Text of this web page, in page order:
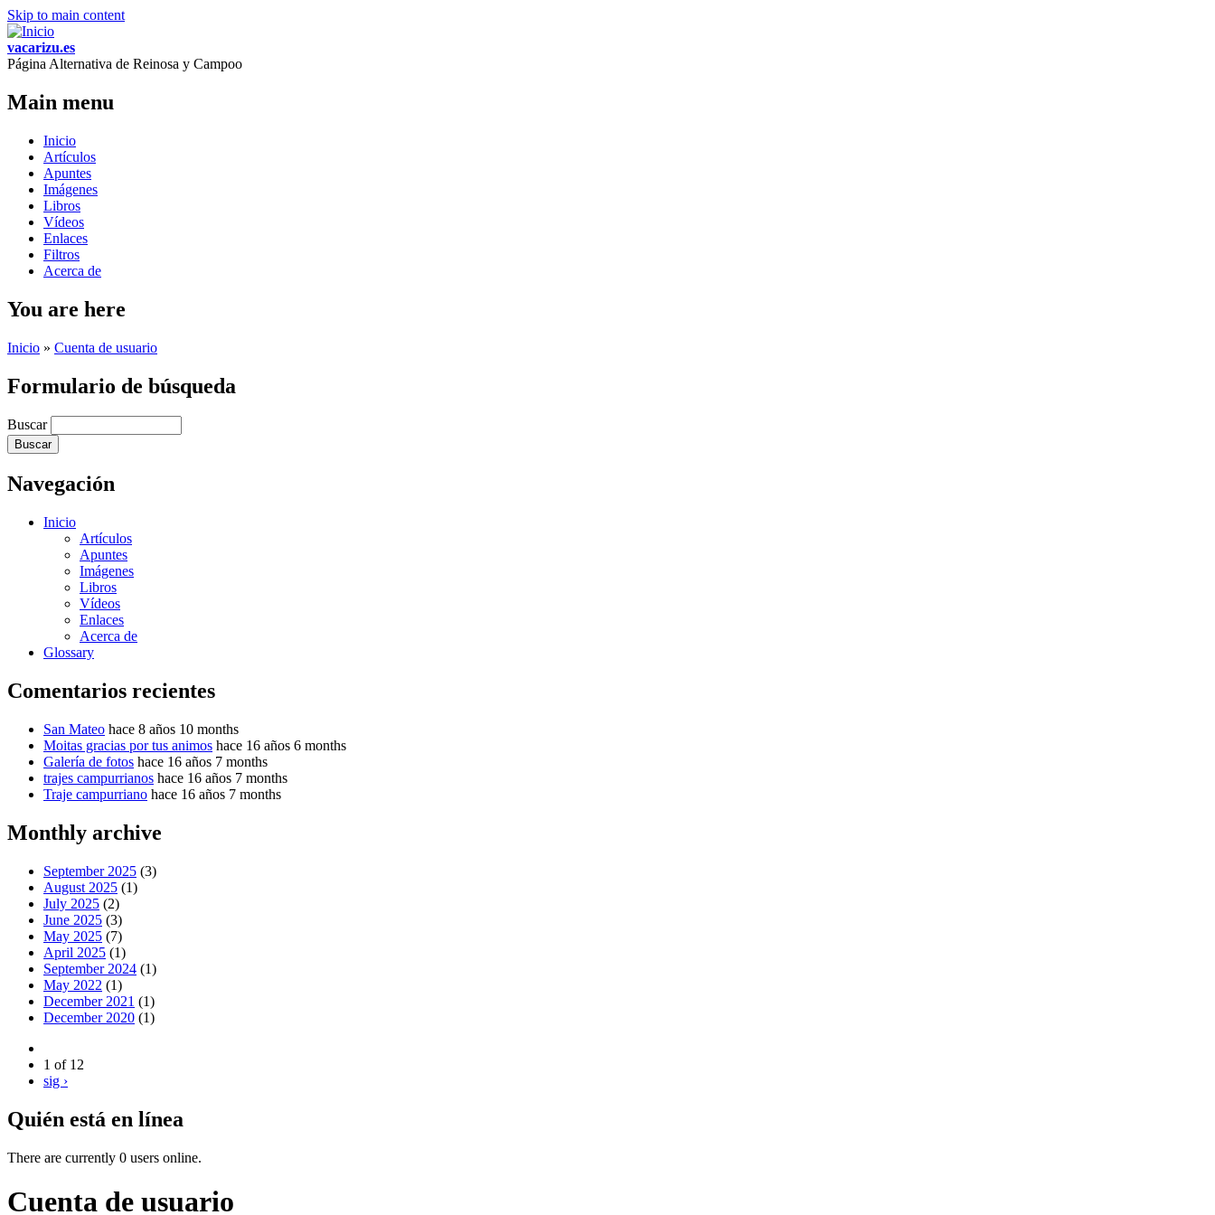
Skip to main content
vacarizu.es
Página Alternativa de Reinosa y Campoo
Main menu
Inicio
Artículos
Apuntes
Imágenes
Libros
Vídeos
Enlaces
Filtros
Acerca de
You are here
Inicio » Cuenta de usuario
Formulario de búsqueda
Buscar
Navegación
Inicio
Artículos
Apuntes
Imágenes
Libros
Vídeos
Enlaces
Acerca de
Glossary
Comentarios recientes
San Mateo hace 8 años 10 months
Moitas gracias por tus animos hace 16 años 6 months
Galería de fotos hace 16 años 7 months
trajes campurrianos hace 16 años 7 months
Traje campurriano hace 16 años 7 months
Monthly archive
September 2025 (3)
August 2025 (1)
July 2025 (2)
June 2025 (3)
May 2025 (7)
April 2025 (1)
September 2024 (1)
May 2022 (1)
December 2021 (1)
December 2020 (1)
1 of 12
sig ›
Quién está en línea
There are currently 0 users online.
Cuenta de usuario